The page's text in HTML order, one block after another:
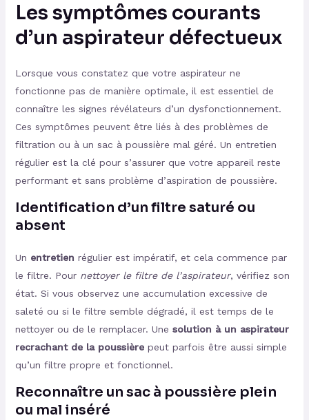
Les symptômes courants
d’un aspirateur défectueux
Lorsque vous constatez que votre aspirateur ne
fonctionne pas de manière optimale, il est essentiel de
connaître les signes révélateurs d’un dysfonctionnement.
Ces symptômes peuvent être liés à des problèmes de
filtration ou à un sac à poussière mal géré. Un entretien
régulier est la clé pour s’assurer que votre appareil reste
performant et sans problème d’aspiration de poussière.
Identification d’un filtre saturé ou
absent
Un entretien régulier est impératif, et cela commence par
le filtre. Pour nettoyer le filtre de l’aspirateur, vérifiez son
état. Si vous observez une accumulation excessive de
saleté ou si le filtre semble dégradé, il est temps de le
nettoyer ou de le remplacer. Une solution à un aspirateur
recrachant de la poussièrepeut parfois être aussi simple
qu’un filtre propre et fonctionnel.
Reconnaître un sac à poussière plein
ou mal inséré